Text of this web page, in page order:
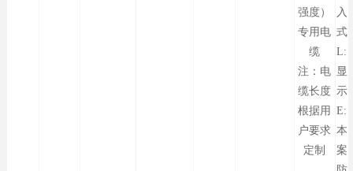
强度）
专用电
缆
注：电
缆长度
根据用
户要求
定制
入
式
L:
显
示
E:
本
案